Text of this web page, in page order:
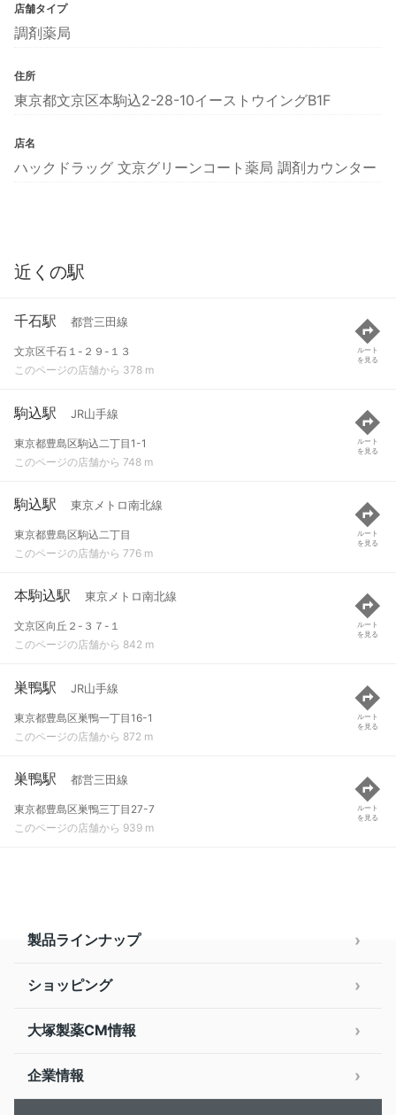
店舗タイプ
調剤薬局
住所
東京都文京区本駒込2-28-10イーストウイングB1F
店名
ハックドラッグ 文京グリーンコート薬局 調剤カウンター
近くの駅
千石駅 都営三田線
文京区千石１-２９-１３
このページの店舗から 378 m
ルート
を見る
駒込駅 JR山手線
東京都豊島区駒込二丁目1-1
このページの店舗から 748 m
ルート
を見る
駒込駅 東京メトロ南北線
東京都豊島区駒込二丁目
このページの店舗から 776 m
ルート
を見る
本駒込駅 東京メトロ南北線
文京区向丘２-３７-１
このページの店舗から 842 m
ルート
を見る
巣鴨駅 JR山手線
東京都豊島区巣鴨一丁目16-1
このページの店舗から 872 m
ルート
を見る
巣鴨駅 都営三田線
東京都豊島区巣鴨三丁目27-7
このページの店舗から 939 m
ルート
を見る
製品ラインナップ
ショッピング
大塚製薬CM情報
企業情報